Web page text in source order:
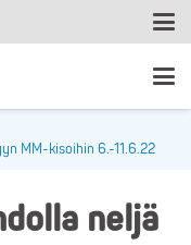
MM-kisoihin 6.-11.6.22
neljä